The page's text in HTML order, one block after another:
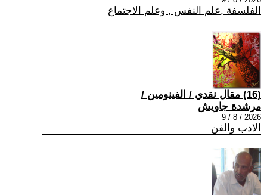
الفلسفة ,علم النفس , وعلم الاجتماع
(16) مقال نقدي / الفينومين /
مرشدة جاويش
2026 / 8 / 9
الادب والفن